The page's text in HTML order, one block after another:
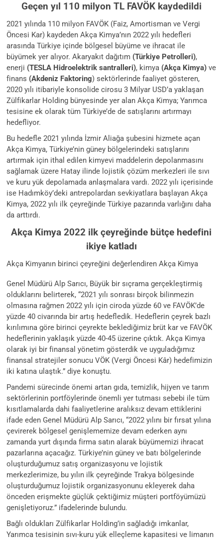
Geçen yıl 110 milyon TL FAVÖK kaydedildi
2021 yılında 110 milyon FAVÖK (Faiz, Amortisman ve Vergi
Öncesi Kar) kaydeden Akça Kimya’nın 2022 yılı hedefleri
arasında Türkiye içinde bölgesel büyüme ve ihracat ile
büyümek yer alıyor. Akaryakıt dağıtım (Türkiye Petrolleri),
enerji (TESLA Hidroelektrik santralleri), kimya (Akça Kimya)ve
finans (Akdeniz Faktoring) sektörlerinde faaliyet gösteren,
2020 yılı itibariyle konsolide cirosu 3 Milyar USD’a yaklaşan
Zülfikarlar Holding bünyesinde yer alan Akça Kimya; Yarımca
tesisine ek olarak tüm Türkiye’de de satışlarını artırmayı
hedefliyor.
Bu hedefle 2021 yılında İzmir Aliağa şubesini hizmete açan
Akça Kimya, Türkiye’nin güney bölgelerindeki satışlarını
artırmak için ithal edilen kimyevi maddelerin depolanmasını
sağlamak üzere Hatay ilinde lojistik çözüm merkezleri ile sıvı
ve kuru yük depolamada anlaşmalara vardı. 2022 yılı içerisinde
ise Hadımköy’deki antrepolardan sevkiyatlara başlayan Akça
Kimya, 2022 yılı ilk çeyreğinde Türkiye pazarında varlığını daha
da arttırdı.
Akça Kimya 2022 ilk çeyreğinde bütçe hedefini
ikiye katladı
Akça Kimyanın birinci çeyreğini değerlendiren Akça Kimya
Genel Müdürü Alp Sarıcı, Büyük bir sıçrama gerçekleştirmiş
olduklarını belirterek, “2021 yılı sonrası birçok bilinmezin
olmasına rağmen 2022 yılı için ciroda yüzde 60 ve FAVÖK’de
yüzde 40 civarında bir artış hedefledik. Hedeflerin çeyrek bazlı
kırılımına göre birinci çeyrekte beklediğimiz brüt kar ve FAVÖK
hedeflerinin yaklaşık yüzde 40-45 üzerine çıktık. Akça Kimya
olarak iyi bir finansal yönetim gösterdik ve uyguladığımız
finansal stratejiler sonucu VÖK (Vergi Öncesi Kâr) hedefimizin
iki katına ulaştık.” diye konuştu.
Pandemi sürecinde önemi artan gıda, temizlik, hijyen ve tarım
sektörlerinin portföylerinde önemli yer tutması sebebi ile tüm
kısıtlamalarda dahi faaliyetlerine aralıksız devam ettiklerini
ifade eden Genel Müdürü Alp Sarıcı, “2022 yılını bir fırsat yılına
çevirerek bölgesel genişlememize devam ederken aynı
zamanda yurt dışında firma satın alarak büyümemizi ihracat
pazarlarına açacağız. Türkiye’nin güney ve batı bölgelerinde
oluşturduğumuz satış organizasyonu ve lojistik
merkezlerimize, bu yılın ilk çeyreğinde Trakya bölgesinde
oluşturduğumuz lojistik organizasyonunu ekleyerek daha
önceden erişmekte güçlük çektiğimiz müşteri portföyümüzü
genişletiyoruz.” ifadelerinde bulundu.
Bağlı oldukları Zülfikarlar Holding’in sağladığı imkanlar,
Yarımca tesisinin sıvı-kuru yük elleçleme kapasitesi ve limanın